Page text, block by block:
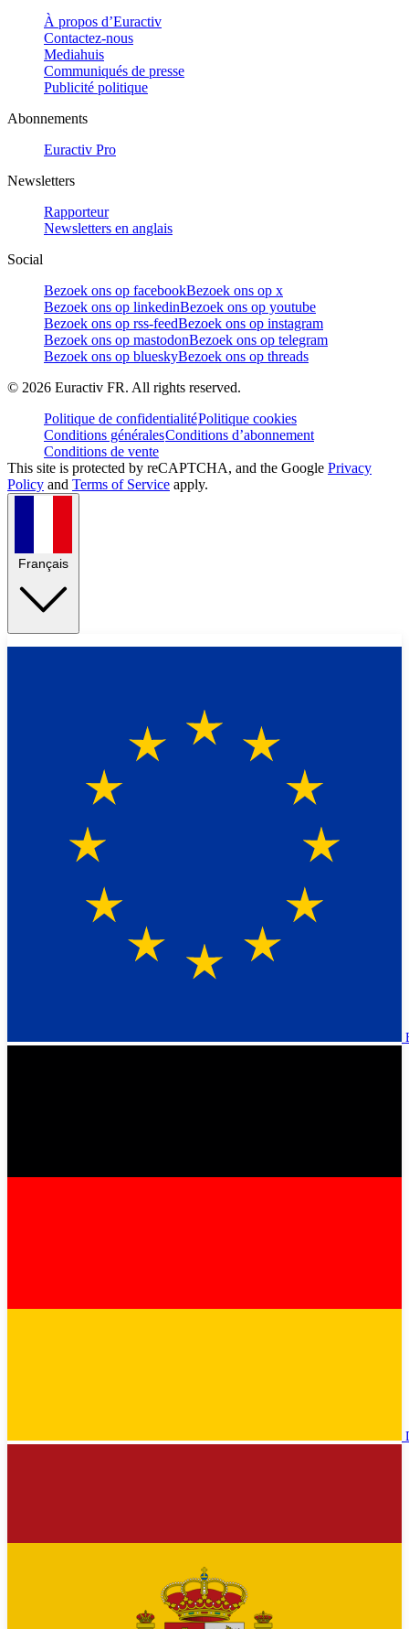
À propos d’Euractiv
Contactez-nous
Mediahuis
Communiqués de presse
Publicité politique
Abonnements
Euractiv Pro
Newsletters
Rapporteur
Newsletters en anglais
Social
Bezoek ons op facebookBezoek ons op x
Bezoek ons op linkedinBezoek ons op youtube
Bezoek ons op rss-feedBezoek ons op instagram
Bezoek ons op mastodonBezoek ons op telegram
Bezoek ons op blueskyBezoek ons op threads
© 2026 Euractiv FR. All rights reserved.
Politique de confidentialitéPolitique cookies
Conditions généralesConditions d’abonnement
Conditions de vente
This site is protected by reCAPTCHA, and the Google Privacy
Policy and Terms of Service apply.
Français